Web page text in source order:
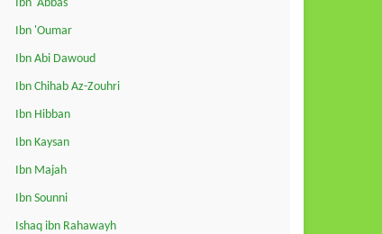
Ibn 'Abbas
Ibn 'Oumar
Ibn Abi Dawoud
Ibn Chihab Az-Zouhri
Ibn Hibban
Ibn Kaysan
Ibn Majah
Ibn Sounni
Ishaq ibn Rahawayh